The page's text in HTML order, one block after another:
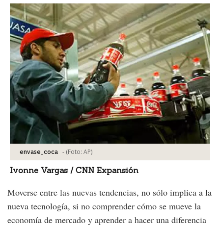
envase_coca - (Foto: AP)
Ivonne Vargas / CNN Expansión
Moverse entre las nuevas tendencias, no sólo implica a la
nueva tecnología, si no comprender cómo se mueve la
economía de mercado y aprender a hacer una diferencia